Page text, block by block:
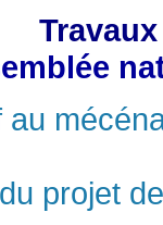
au
projet